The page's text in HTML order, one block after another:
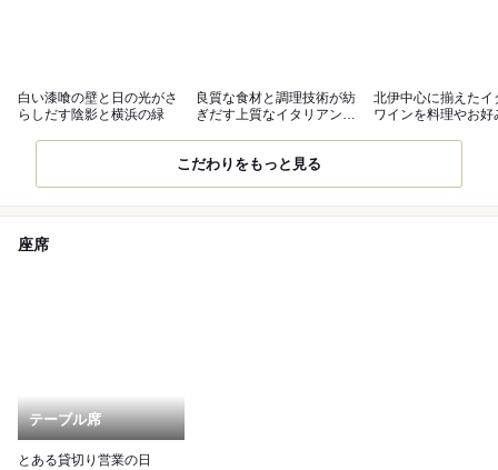
白い漆喰の壁と日の光がさ
らしだす陰影と横浜の緑
良質な食材と調理技術が紡
ぎだす上質なイタリアンを
北伊中心に揃えたイ
ワインを料理やお好
こだわりをもっと見る
座席
テーブル席
とある貸切り営業の日